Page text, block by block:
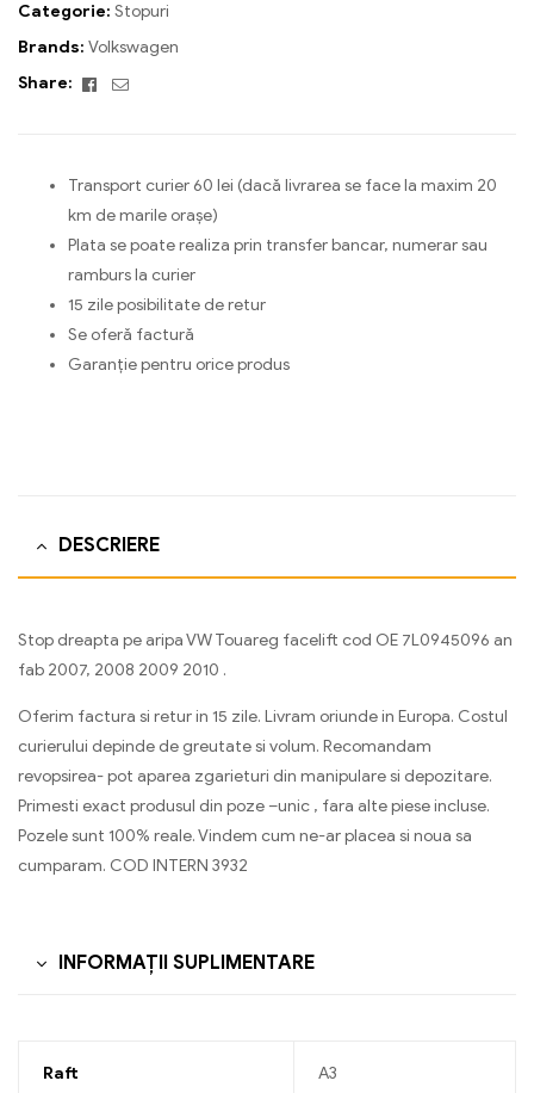
Categorie: Stopuri
Brands: Volkswagen
Share:
Facebook
Email
Transport curier 60 lei (dacă livrarea se face la maxim 20
km de marile orașe)
Plata se poate realiza prin transfer bancar, numerar sau
ramburs la curier
15 zile posibilitate de retur
Se oferă factură
Garanție pentru orice produs
DESCRIERE
Stop dreapta pe aripa VW Touareg facelift cod OE 7L0945096 an
fab 2007, 2008 2009 2010 .
Oferim factura si retur in 15 zile. Livram oriunde in Europa. Costul
curierului depinde de greutate si volum. Recomandam
revopsirea- pot aparea zgarieturi din manipulare si depozitare.
Primesti exact produsul din poze –unic , fara alte piese incluse.
Pozele sunt 100% reale. Vindem cum ne-ar placea si noua sa
cumparam. COD INTERN 3932
INFORMAȚII SUPLIMENTARE
Raft A3